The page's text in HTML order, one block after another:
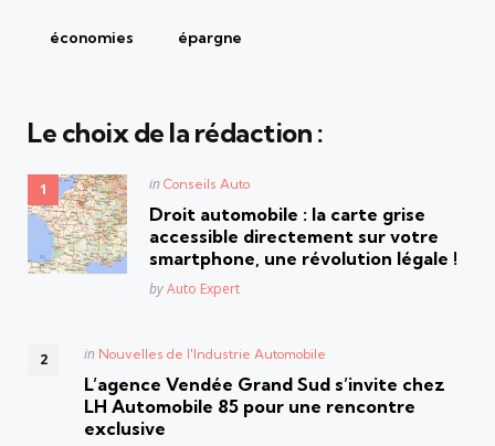
économies épargne
Le choix de la rédaction :
Posted
in Conseils Auto
Droit automobile : la carte grise
accessible directement sur votre
smartphone, une révolution légale !
Posted
byAuto Expert
Posted
in Nouvelles de l'Industrie Automobile
L’agence Vendée Grand Sud s’invite chez
LH Automobile 85 pour une rencontre
exclusive